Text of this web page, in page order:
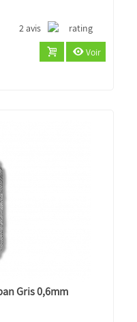
2 avis
Voir
Gris 0,6mm